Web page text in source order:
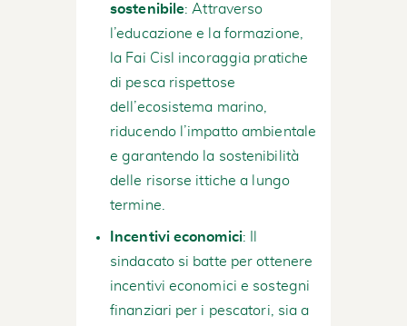
sostenibile: Attraverso
l’educazione e la formazione,
la Fai Cisl incoraggia pratiche
di pesca rispettose
dell’ecosistema marino,
riducendo l’impatto ambientale
e garantendo la sostenibilità
delle risorse ittiche a lungo
termine.
Incentivi economici: Il
sindacato si batte per ottenere
incentivi economici e sostegni
finanziari per i pescatori, sia a